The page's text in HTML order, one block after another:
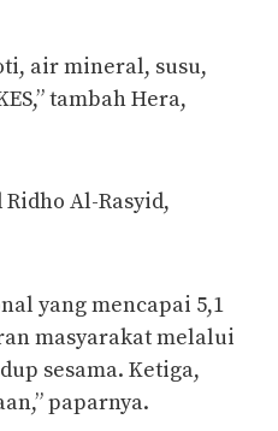
air mineral, susu,
tambah Hera,
Al-Rasyid,
yang mencapai 5,1
masyarakat melalui
sesama. Ketiga,
paparnya.